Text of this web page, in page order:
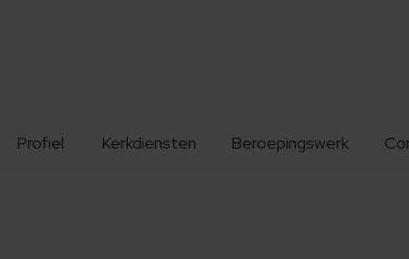
Profiel Kerkdiensten Beroepingswerk